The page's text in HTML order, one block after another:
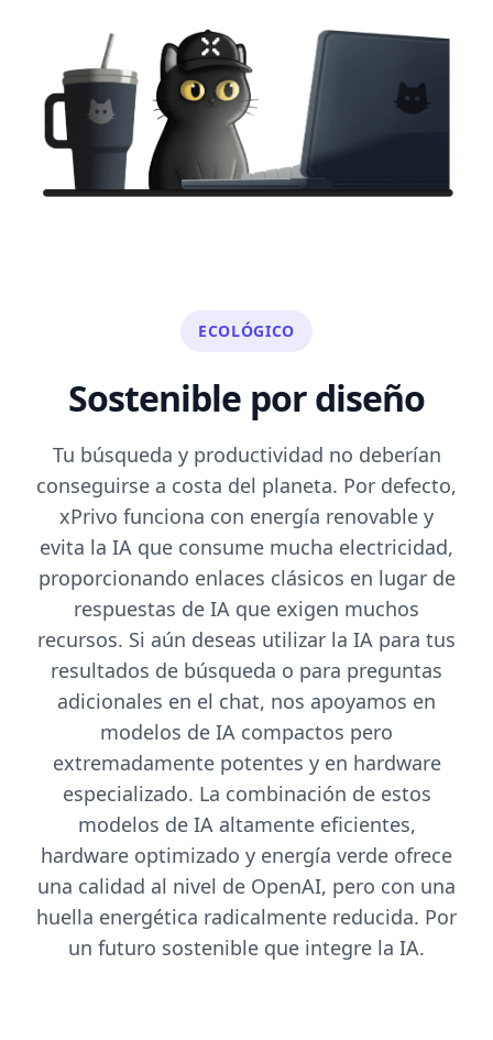
ECOLÓGICO
Sostenible por diseño
Tu búsqueda y productividad no deberían
conseguirse a costa del planeta. Por defecto,
xPrivo funciona con energía renovable y
evita la IA que consume mucha electricidad,
proporcionando enlaces clásicos en lugar de
respuestas de IA que exigen muchos
recursos. Si aún deseas utilizar la IA para tus
resultados de búsqueda o para preguntas
adicionales en el chat, nos apoyamos en
modelos de IA compactos pero
extremadamente potentes y en hardware
especializado. La combinación de estos
modelos de IA altamente eficientes,
hardware optimizado y energía verde ofrece
una calidad al nivel de OpenAI, pero con una
huella energética radicalmente reducida. Por
un futuro sostenible que integre la IA.